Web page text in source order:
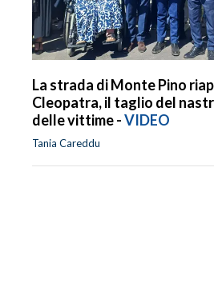
La strada di Monte Pino
Cleopatra, il taglio del
delle vittime -VIDEO
Tania Careddu